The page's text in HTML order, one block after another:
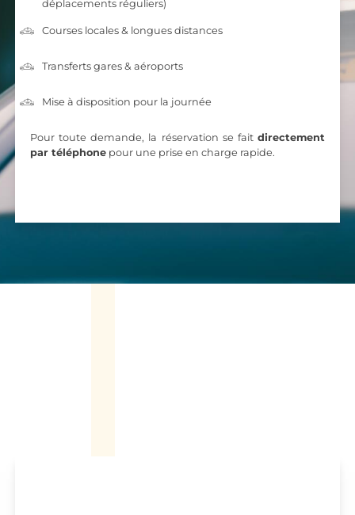
déplacements réguliers)
Courses locales & longues distances
Transferts gares & aéroports
Mise à disposition pour la journée
Pour toute demande, la réservation se fait directement
par téléphone pour une prise en charge rapide.